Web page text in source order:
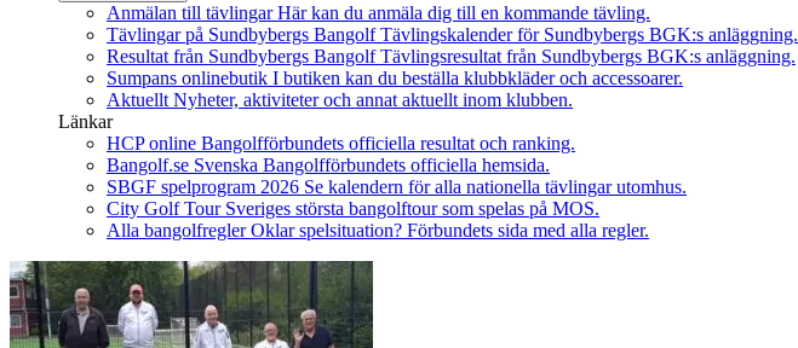
Anmälan till tävlingar Här kan du anmäla dig till en kommande tävling.
Tävlingar på Sundbybergs Bangolf Tävlingskalender för Sundbybergs BGK:s anläggning.
Resultat från Sundbybergs Bangolf Tävlingsresultat från Sundbybergs BGK:s anläggning.
Sumpans onlinebutik I butiken kan du beställa klubbkläder och accessoarer.
Aktuellt Nyheter, aktiviteter och annat aktuellt inom klubben.
Länkar
HCP online Bangolfförbundets officiella resultat och ranking.
Bangolf.se Svenska Bangolfförbundets officiella hemsida.
SBGF spelprogram 2026 Se kalendern för alla nationella tävlingar utomhus.
City Golf Tour Sveriges största bangolftour som spelas på MOS.
Alla bangolfregler Oklar spelsituation? Förbundets sida med alla regler.